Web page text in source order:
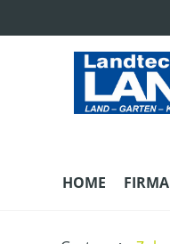
HOME FIRMA